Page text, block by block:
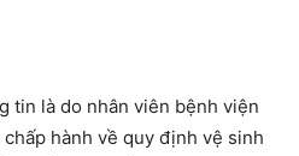
tin là do nhân viên bệnh viện
hành về quy định vệ sinh